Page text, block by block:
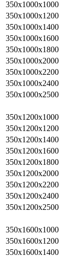
350x1000x1000
350x1000x1200
350x1000x1400
350x1000x1600
350x1000x1800
350x1000x2000
350x1000x2200
350x1000x2400
350x1000x2500
350x1200x1000
350x1200x1200
350x1200x1400
350x1200x1600
350x1200x1800
350x1200x2000
350x1200x2200
350x1200x2400
350x1200x2500
350x1600x1000
350x1600x1200
350x1600x1400